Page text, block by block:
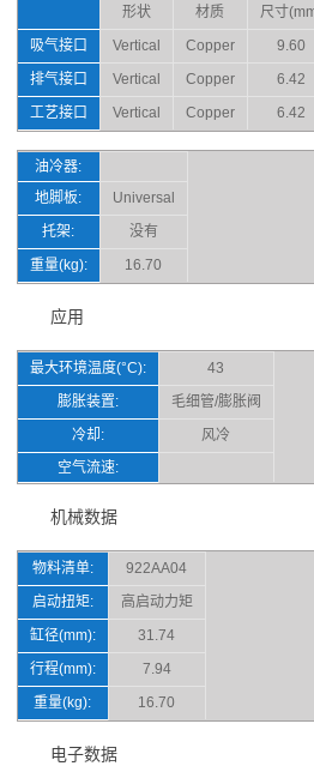
形状 材质
尺寸
吸气接口
Vertical Copper
9.60
排气接口
Vertical Copper
6.42
工艺接口
Vertical Copper 6.42
油冷器:
地脚板:
Universal
托架:
没有
重量(kg):
16.70
应用
最大环境温度(°C):
43
膨胀装置:
毛细管/膨胀阀
冷却:
风冷
空气流速:
机械数据
物料清单:
922AA04
启动扭矩:
高启动力矩
缸径(mm):
31.74
行程(mm):
7.94
重量(kg):
16.70
电子数据